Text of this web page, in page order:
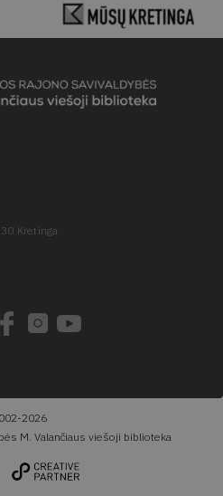
Kretinga
2026
M. Valančiaus viešoji biblioteka